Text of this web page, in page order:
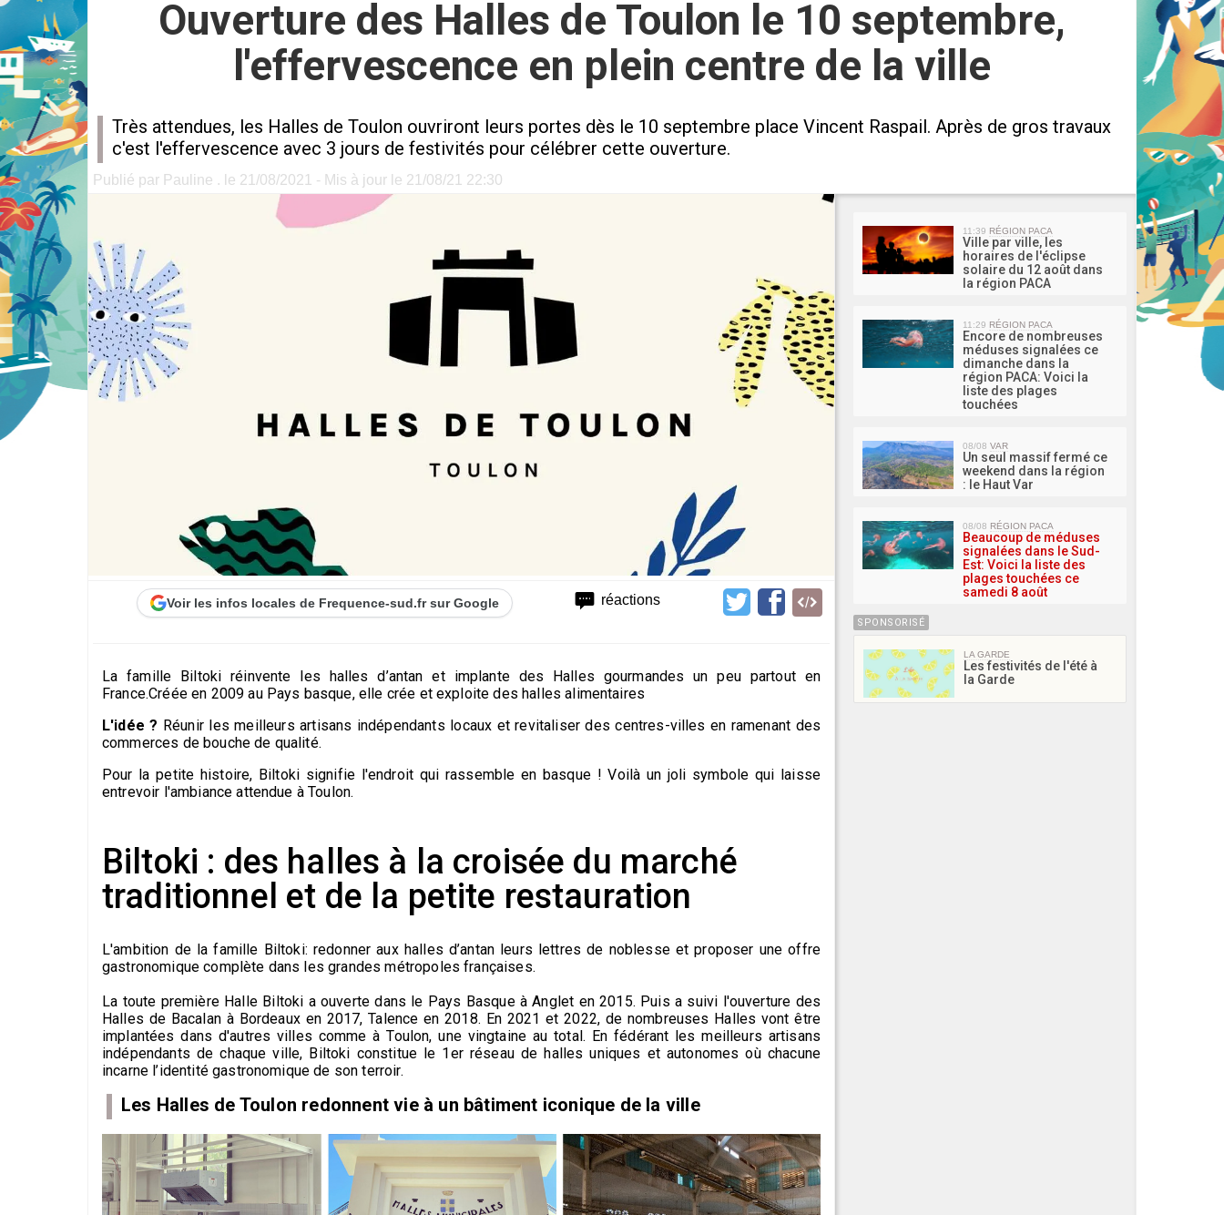
Ouverture des Halles de Toulon le 10 septembre,
l'effervescence en plein centre de la ville
Très attendues, les Halles de Toulon ouvriront leurs portes dès le 10 septembre place Vincent Raspail. Après de gros travaux
c'est l'effervescence avec 3 jours de festivités pour célébrer cette ouverture.
Publié par Pauline . le 21/08/2021 - Mis à jour le 21/08/21 22:30
réactions
Voir les infos locales de Frequence-sud.fr sur Google
La famille Biltoki réinvente les halles d’antan et implante des Halles gourmandes un peu partout en
France.Créée en 2009 au Pays basque, elle crée et exploite des halles alimentaires
L'idée ? Réunir les meilleurs artisans indépendants locaux et revitaliser des centres-villes en ramenant des
commerces de bouche de qualité.
Pour la petite histoire, Biltoki signifie l'endroit qui rassemble en basque ! Voilà un joli symbole qui laisse
entrevoir l'ambiance attendue à Toulon.
Biltoki : des halles à la croisée du marché
traditionnel et de la petite restauration
L'ambition de la famille Biltoki: redonner aux halles d’antan leurs lettres de noblesse et proposer une offre
gastronomique complète dans les grandes métropoles françaises.
La toute première Halle Biltoki a ouverte dans le Pays Basque à Anglet en 2015. Puis a suivi l'ouverture des
Halles de Bacalan à Bordeaux en 2017, Talence en 2018. En 2021 et 2022, de nombreuses Halles vont être
implantées dans d'autres villes comme à Toulon, une vingtaine au total. En fédérant les meilleurs artisans
indépendants de chaque ville, Biltoki constitue le 1er réseau de halles uniques et autonomes où chacune
incarne l’identité gastronomique de son terroir.
Les Halles de Toulon redonnent vie à un bâtiment iconique de la ville
MA
11:39 RÉGION PACA
Ville par ville, les
horaires de l'éclipse
solaire du 12 août dans
la région PACA
11:29 RÉGION PACA
Encore de nombreuses
méduses signalées ce
dimanche dans la
région PACA: Voici la
liste des plages
touchées
08/08 VAR
Un seul massif fermé ce
weekend dans la région
: le Haut Var
08/08 RÉGION PACA
Beaucoup de méduses
signalées dans le Sud-
Est: Voici la liste des
plages touchées ce
samedi 8 août
SPONSORISÉ
LA GARDE
Les festivités de l'été à
la Garde